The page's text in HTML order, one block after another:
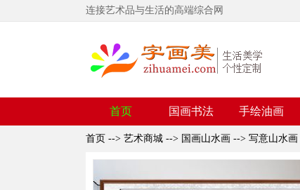
连接艺术品与生活的高端综合网
首页 国画书法 手绘油画
首页 --> 艺术商城 --> 国画山水画 --> 写意山水画